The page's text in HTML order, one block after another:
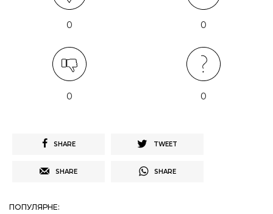
0 0
0 0
SHARE TWEET
SHARE SHARE
ПОПУЛЯРНЕ: